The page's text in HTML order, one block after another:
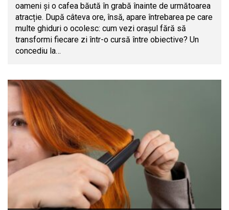
oameni și o cafea băută în grabă înainte de următoarea
atracție. După câteva ore, însă, apare întrebarea pe care
multe ghiduri o ocolesc: cum vezi orașul fără să
transformi fiecare zi într-o cursă între obiective? Un
concediu la…